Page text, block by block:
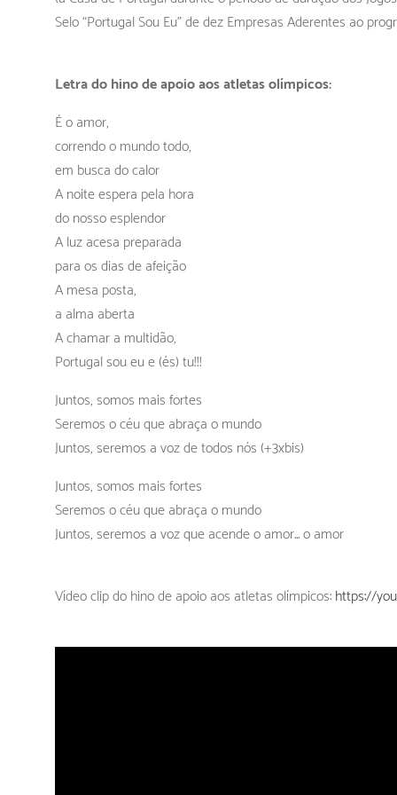
Selo “Portugal Sou Eu” de dez Empresas Aderentes ao
Letra do hino de apoio aos atletas olímpicos:
É o amor,
correndo o mundo todo,
em busca do calor
A noite espera pela hora
do nosso esplendor
A luz acesa preparada
para os dias de afeição
A mesa posta,
a alma aberta
A chamar a multidão,
Portugal sou eu e (és) tu!!!
Juntos, somos mais fortes
Seremos o céu que abraça o mundo
Juntos, seremos a voz de todos nós (+3xbis)
Juntos, somos mais fortes
Seremos o céu que abraça o mundo
Juntos, seremos a voz que acende o amor... o amor
Vídeo clip do hino de apoio aos atletas olímpicos:https://